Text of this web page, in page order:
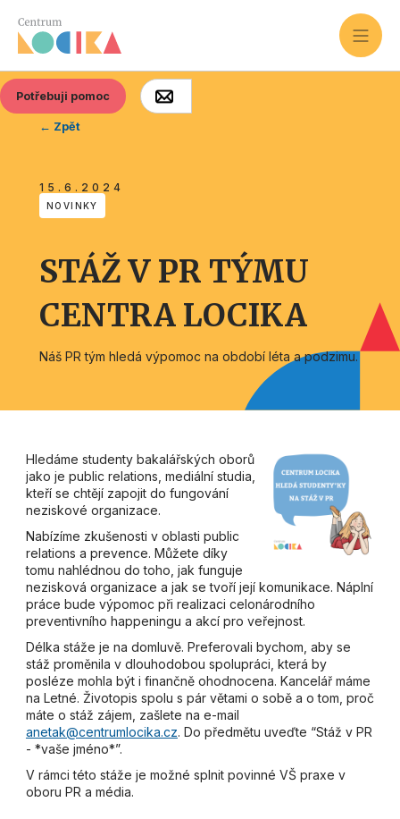
Potřebuji pomoc
← Zpět
15.6.2024
NOVINKY
STÁŽ V PR TÝMU
CENTRA LOCIKA
Náš PR tým hledá výpomoc na období léta a podzimu.
Hledáme studenty bakalářských oborů
jako je public relations, mediální studia,
kteří se chtějí zapojit do fungování
neziskové organizace.
Nabízíme zkušenosti v oblasti public
relations a prevence. Můžete díky
tomu nahlédnou do toho, jak funguje
nezisková organizace a jak se tvoří její komunikace. Náplní
práce bude výpomoc při realizaci celonárodního
preventivního happeningu a akcí pro veřejnost.
Délka stáže je na domluvě. Preferovali bychom, aby se
stáž proměnila v dlouhodobou spolupráci, která by
posléze mohla být i finančně ohodnocena. Kancelář máme
na Letné. Životopis spolu s pár větami o sobě a o tom, proč
máte o stáž zájem, zašlete na e-mail
anetak@centrumlocika.cz. Do předmětu uveďte “Stáž v PR
- *vaše jméno*”.
V rámci této stáže je možné splnit povinné VŠ praxe v
oboru PR a média.